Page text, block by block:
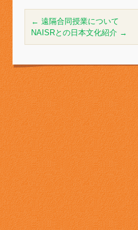
← 遠隔合同授業について
NAISRとの日本文化紹介 →